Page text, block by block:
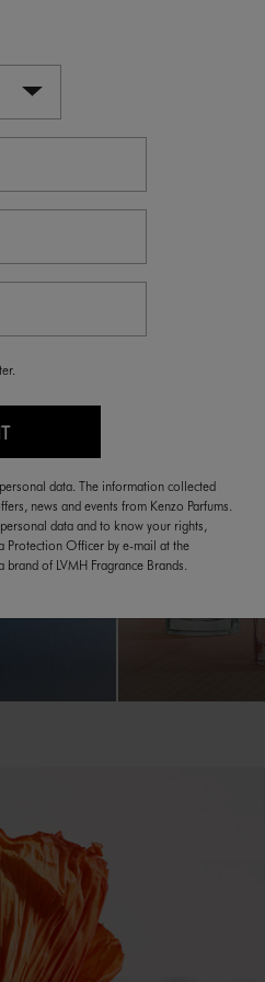
THE
data. The information collected
news and events from Kenzo Parfums.
data and to know your rights,
Protection Officer by e-mail at the
of LVMH Fragrance Brands.